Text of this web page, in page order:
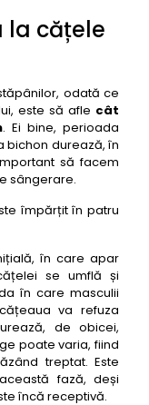
la cățele
odată ce
este să afle cât
. Ei bine, perioada
bichon durează, în
să facem
sângerare.
împărțit în patru
în care apar
se umflă și
în care masculii
va refuza
de obicei,
poate varia, fiind
treptat. Este
fază, deși
încă receptivă.